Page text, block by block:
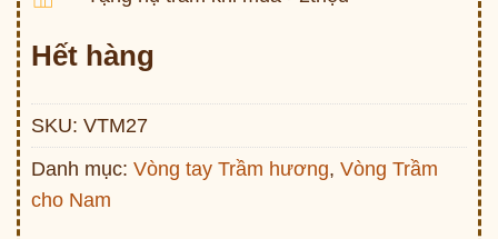
Hết hàng
SKU: VTM27
Danh mục: Vòng tay Trầm hương, Vòng Trầm
cho Nam